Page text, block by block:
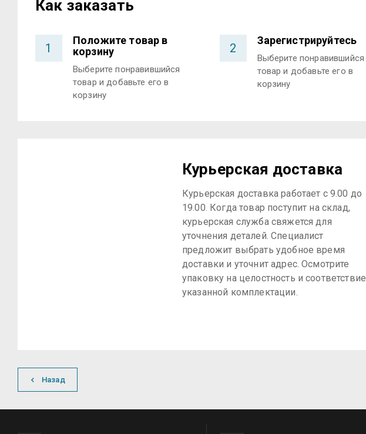
Как заказать
1
Положите товар в
корзину
Выберите понравившийся
товар и добавьте его в
корзину
2
Зарегистрируйтесь
Выберите понравившийся
товар и добавьте его в
корзину
Курьерская доставка
Курьерская доставка работает с 9.00 до
19.00. Когда товар поступит на склад,
курьерская служба свяжется для
уточнения деталей. Специалист
предложит выбрать удобное время
доставки и уточнит адрес. Осмотрите
упаковку на целостность и соответствие
указанной комплектации.
Назад